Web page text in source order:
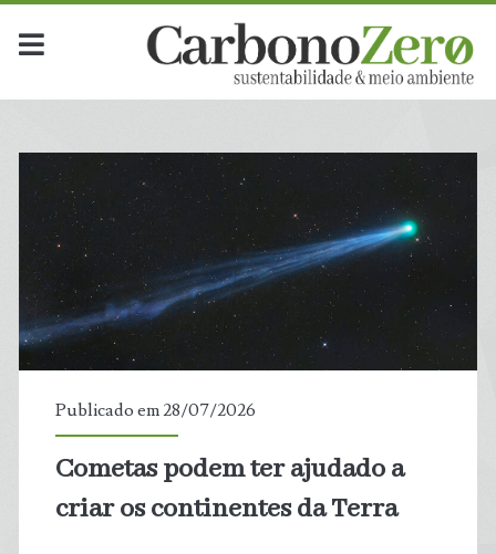
Carbono
Zero
-
Sustentabilidade
&
Meio
Ambiente
Posts
Publicado em 28/07/2026
Cometas podem ter ajudado a
criar os continentes da Terra